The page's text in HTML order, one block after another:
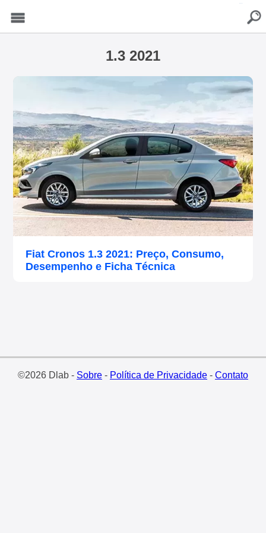
1.3 2021
Fiat Cronos 1.3 2021: Preço, Consumo,
Desempenho e Ficha Técnica
©2026 Dlab - Sobre- Política de Privacidade- Contato